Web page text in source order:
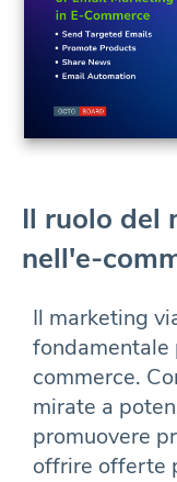
Il ruolo del
nell'e-
Il marketing
fondamentale
commerce.
mirate a
promuovere
offrire offerte